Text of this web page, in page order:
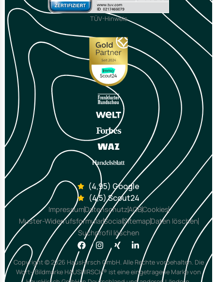
TÜV-Hinweis
(4,95) Google
(4,5) Scout24
ImpressumDatenschutzAGBCookies
Muster-WiderrufsformularSocialSitemapDaten löschen
Suchprofil löschen
Copyright © 2026 HausHirsch GmbH. Alle Rechte vorbehalten. Die
Wort-/Bildmarke HAUSHIRSCH® ist eine eingetragene Marke von